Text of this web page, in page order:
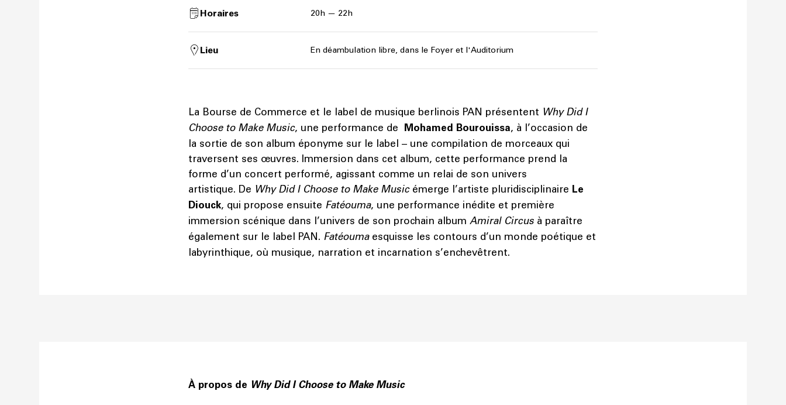
Horaires 20h — 22h
Lieu En déambulation libre, dans le Foyer et l'Auditorium
La Bourse de Commerce et le label de musique berlinois PAN présentent Why Did I
Choose to Make Music, une performance de Mohamed Bourouissa, à l’occasion de
la sortie de son album éponyme sur le label – une compilation de morceaux qui
traversent ses œuvres. Immersion dans cet album, cette performance prend la
forme d’un concert performé, agissant comme un relai de son univers
artistique. De Why Did I Choose to Make Musicémerge l’artiste pluridisciplinaire Le
Diouck, qui propose ensuite Fatéouma, une performance inédite et première
immersion scénique dans l’univers de son prochain album Amiral Circus à paraître
également sur le label PAN. Fatéoumaesquisse les contours d’un monde poétique et
labyrinthique, où musique, narration et incarnation s’enchevêtrent.
À propos de Why Did I Choose to Make Music